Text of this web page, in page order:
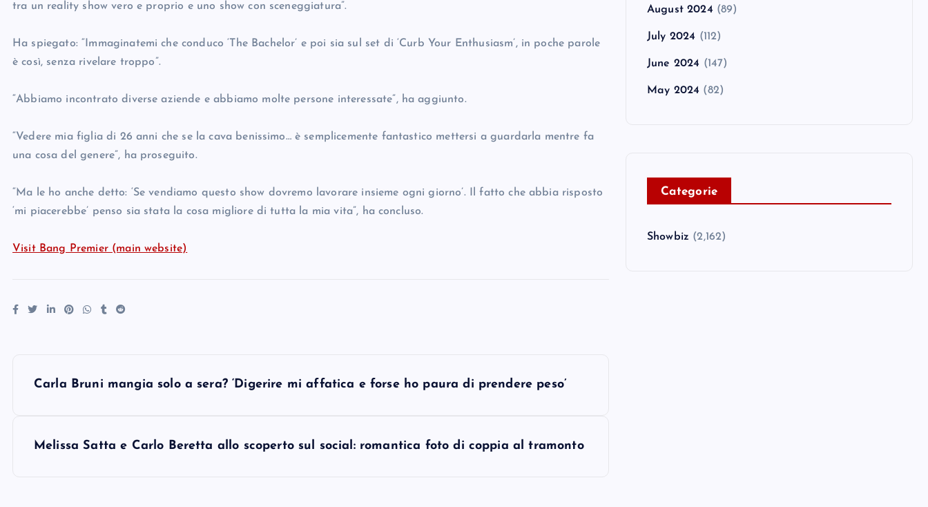
tra un reality show vero e proprio e uno show con sceneggiatura”.
Ha spiegato: “Immaginatemi che conduco ‘The Bachelor’ e poi sia sul set di ‘Curb Your Enthusiasm’, in poche parole
è così, senza rivelare troppo”.
“Abbiamo incontrato diverse aziende e abbiamo molte persone interessate”, ha aggiunto.
“Vedere mia figlia di 26 anni che se la cava benissimo… è semplicemente fantastico mettersi a guardarla mentre fa
una cosa del genere”, ha proseguito.
“Ma le ho anche detto: ‘Se vendiamo questo show dovremo lavorare insieme ogni giorno’. Il fatto che abbia risposto
‘mi piacerebbe’ penso sia stata la cosa migliore di tutta la mia vita”, ha concluso.
Visit Bang Premier (main website)
Carla Bruni mangia solo a sera? ‘Digerire mi affatica e forse ho paura di prendere peso’
Melissa Satta e Carlo Beretta allo scoperto sul social: romantica foto di coppia al tramonto
August 2024 (89)
July 2024 (112)
June 2024 (147)
May 2024 (82)
Categorie
Showbiz (2,162)